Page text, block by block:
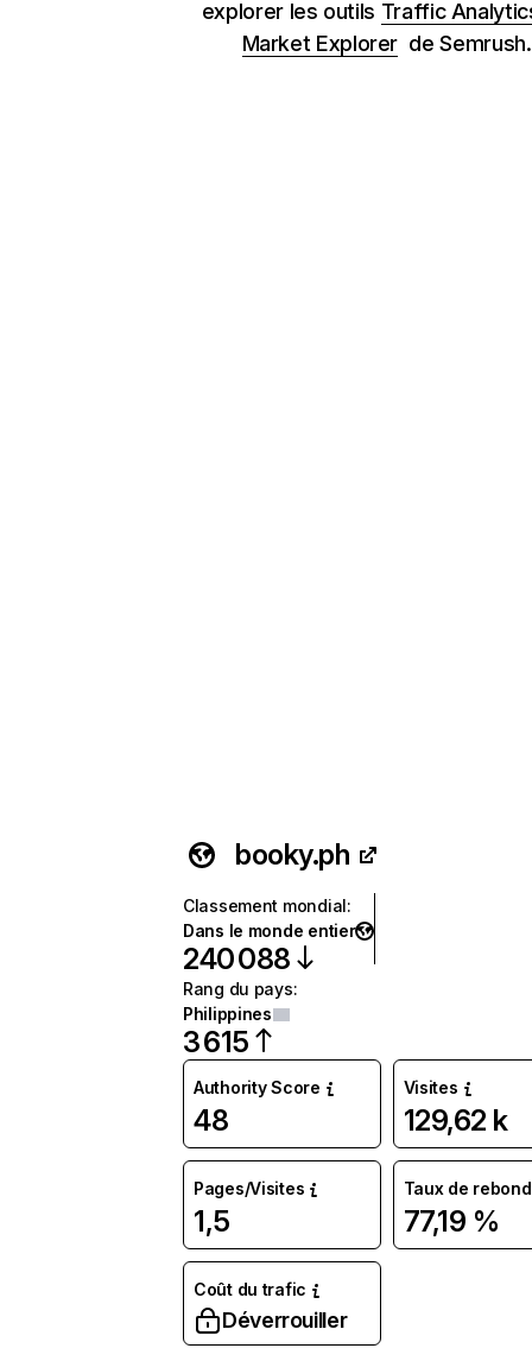
explorer les outils Traffic
Market Explorer de Semrush.
booky.ph
Classement mondial:
Dans le monde entier
240 088
Rang du pays:
Philippines
3 615
Authority Score
48
Visites
129,62 k
Pages/Visites
1,5
Taux de rebond
77,19 %
Coût du trafic
Déverrouiller